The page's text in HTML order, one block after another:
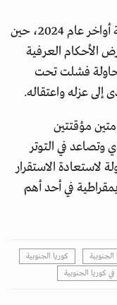
اندلعت الأزمة السياسية في كوريا الجنوبية أواخر عام 2024، حين
الأحكام العرفية
فشلت تحت
إلى عزله واعتقاله.
مؤقتتين
في التوتر
لاستعادة الاستقرار
في أحد أهم
الجنوبية
كوريا الجنوبية
كوريا الجنوبية